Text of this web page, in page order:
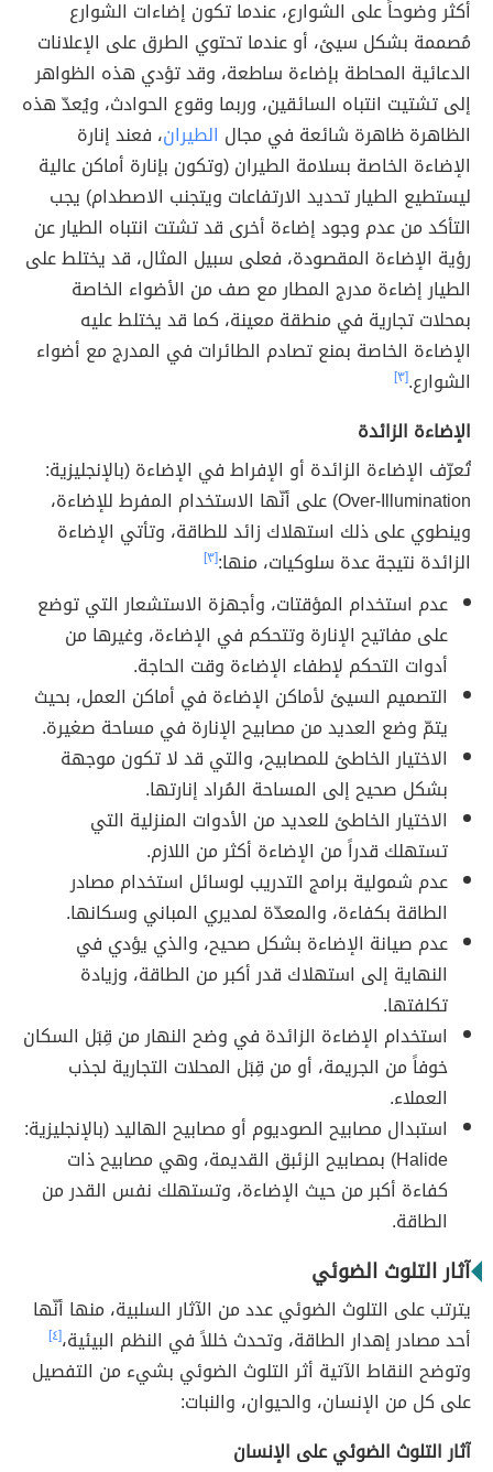
أكثر وضوحاً على الشوارع، عندما تكون إضاءات الشوارع
مُصممة بشكل سيئ، أو عندما تحتوي الطرق على الإعلانات
الدعائية المحاطة بإضاءة ساطعة، وقد تؤدي هذه الظواهر
إلى تشتيت انتباه السائقين، وربما وقوع الحوادث، ويُعدّ هذه
الظاهرة ظاهرة شائعة في مجال الطيران، فعند إنارة
الإضاءة الخاصة بسلامة الطيران (وتكون بإنارة أماكن عالية
ليستطيع الطيار تحديد الارتفاعات ويتجنب الاصطدام) يجب
التأكد من عدم وجود إضاءة أخرى قد تشتت انتباه الطيار عن
رؤية الإضاءة المقصودة، فعلى سبيل المثال، قد يختلط على
الطيار إضاءة مدرج المطار مع صف من الأضواء الخاصة
بمحلات تجارية في منطقة معينة، كما قد يختلط عليه
الإضاءة الخاصة بمنع تصادم الطائرات في المدرج مع أضواء
الشوارع.[٣]
الإضاءة الزائدة
تُعرّف الإضاءة الزائدة أو الإفراط في الإضاءة (بالإنجليزية:
Over-Illumination) على أنّها الاستخدام المفرط للإضاءة،
وينطوي على ذلك استهلاك زائد للطاقة، وتأتي الإضاءة
الزائدة نتيجة عدة سلوكيات، منها:[٣]
عدم استخدام المؤقتات، وأجهزة الاستشعار التي توضع
على مفاتيح الإنارة وتتحكم في الإضاءة، وغيرها من
أدوات التحكم لإطفاء الإضاءة وقت الحاجة.
التصميم السيئ لأماكن الإضاءة في أماكن العمل، بحيث
يتمّ وضع العديد من مصابيح الإنارة في مساحة صغيرة.
الاختيار الخاطئ للمصابيح، والتي قد لا تكون موجهة
بشكل صحيح إلى المساحة المُراد إنارتها.
الاختيار الخاطئ للعديد من الأدوات المنزلية التي
تستهلك قدراً من الإضاءة أكثر من اللازم.
عدم شمولية برامج التدريب لوسائل استخدام مصادر
الطاقة بكفاءة، والمعدّة لمديري المباني وسكانها.
عدم صيانة الإضاءة بشكل صحيح، والذي يؤدي في
النهاية إلى استهلاك قدر أكبر من الطاقة، وزيادة
تكلفتها.
استخدام الإضاءة الزائدة في وضح النهار من قِبَل السكان
خوفاً من الجريمة، أو من قِبَل المحلات التجارية لجذب
العملاء.
استبدال مصابيح الصوديوم أو مصابيح الهاليد (بالإنجليزية:
Halide) بمصابيح الزئبق القديمة، وهي مصابيح ذات
كفاءة أكبر من حيث الإضاءة، وتستهلك نفس القدر من
الطاقة.
آثار التلوث الضوئي
يترتب على التلوث الضوئي عدد من الآثار السلبية، منها أنّها
أحد مصادر إهدار الطاقة، وتحدث خللاً في النظم البيئية،[٤]
وتوضح النقاط الآتية أثر التلوث الضوئي بشيء من التفصيل
على كل من الإنسان، والحيوان، والنبات:
آثار التلوث الضوئي على الإنسان